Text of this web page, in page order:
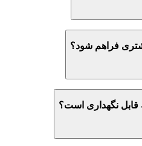
فراهم شود؟
قابل نگهداری است؟